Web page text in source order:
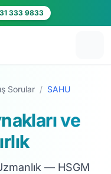
333 9833
Sorular / SAHU
ve
— HSGM